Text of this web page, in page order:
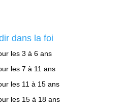
dans la foi
les 3 à 6 ans
les 7 à 11 ans
les 11 à 15 ans
les 15 à 18 ans